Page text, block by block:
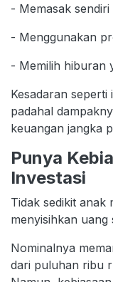
- Memasak
- Menggunakan
- Memilih hiburan
Kesadaran
padahal
keuangan jangka
Punya
Investasi
Tidak sedikit anak
menyisihkan uang
Nominalnya
dari puluhan ribu